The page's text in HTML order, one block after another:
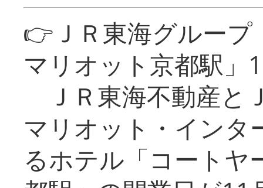
👉ＪＲ東海グルー
マリオット京都駅」
ＪＲ東海不動産と
マリオット・インタ
るホテル「コートヤ